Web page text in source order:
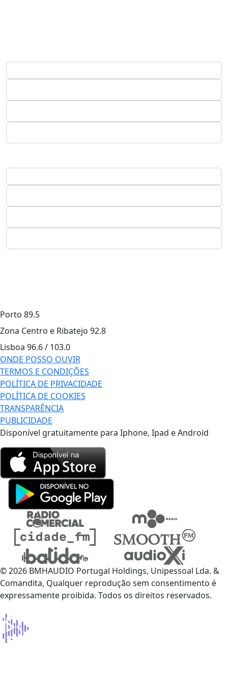
Porto 89.5
Zona Centro e Ribatejo 92.8
Lisboa 96.6 / 103.0
ONDE POSSO OUVIR
TERMOS E CONDIÇÕES
POLÍTICA DE PRIVACIDADE
POLÍTICA DE COOKIES
TRANSPARÊNCIA
PUBLICIDADE
Disponível gratuitamente para Iphone, Ipad e Android
© 2026 BMHAUDIO Portugal Holdings, Unipessoal Lda. &
Comandita, Qualquer reprodução sem consentimento é
expressamente proibida. Todos os direitos reservados.